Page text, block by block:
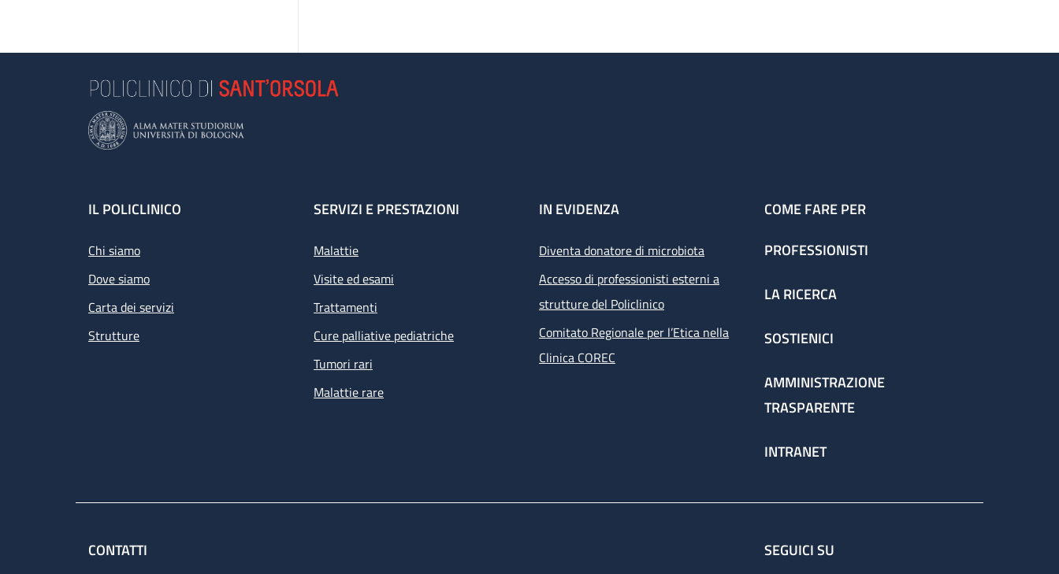
Footer
IL POLICLINICO
Chi siamo
Dove siamo
Carta dei servizi
Strutture
SERVIZI E PRESTAZIONI
Malattie
Visite ed esami
Trattamenti
Cure palliative pediatriche
Tumori rari
Malattie rare
IN EVIDENZA
Diventa donatore di microbiota
Accesso di professionisti esterni a
strutture del Policlinico
Comitato Regionale per l’Etica nella
Clinica COREC
COME FARE PER
PROFESSIONISTI
LA RICERCA
SOSTIENICI
AMMINISTRAZIONE
TRASPARENTE
INTRANET
CONTATTI SEGUICI SU